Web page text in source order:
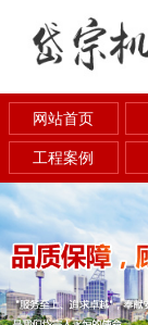
网站首页
工程案例